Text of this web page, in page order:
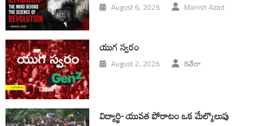
August 6, 2026 Manish Azad
యుగ స్వ‌రం
August 2, 2026 రివేరా
విద్యార్థి- యువత పోరాటం ఒక మేల్కొలుపు